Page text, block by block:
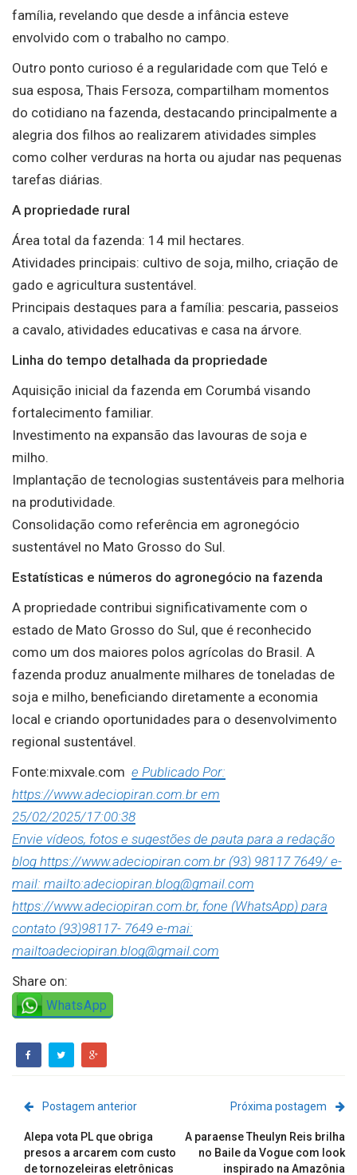
família, revelando que desde a infância esteve
envolvido com o trabalho no campo.
Outro ponto curioso é a regularidade com que Teló e
sua esposa, Thais Fersoza, compartilham momentos
do cotidiano na fazenda, destacando principalmente a
alegria dos filhos ao realizarem atividades simples
como colher verduras na horta ou ajudar nas pequenas
tarefas diárias.
A propriedade rural
Área total da fazenda: 14 mil hectares.
Atividades principais: cultivo de soja, milho, criação de
gado e agricultura sustentável.
Principais destaques para a família: pescaria, passeios
a cavalo, atividades educativas e casa na árvore.
Linha do tempo detalhada da propriedade
Aquisição inicial da fazenda em Corumbá visando
fortalecimento familiar.
Investimento na expansão das lavouras de soja e
milho.
Implantação de tecnologias sustentáveis para melhoria
na produtividade.
Consolidação como referência em agronegócio
sustentável no Mato Grosso do Sul.
Estatísticas e números do agronegócio na fazenda
A propriedade contribui significativamente com o
estado de Mato Grosso do Sul, que é reconhecido
como um dos maiores polos agrícolas do Brasil. A
fazenda produz anualmente milhares de toneladas de
soja e milho, beneficiando diretamente a economia
local e criando oportunidades para o desenvolvimento
regional sustentável.
Fonte:mixvale.com e Publicado Por:
https://www.adeciopiran.com.br em
25/02/2025/17:00:38
Envie vídeos, fotos e sugestões de pauta para a redação
blog https://www.adeciopiran.com.br (93) 98117 7649/ e-
mail: mailto:adeciopiran.blog@gmail.com
https://www.adeciopiran.com.br, fone (WhatsApp) para
contato (93)98117- 7649 e-mai:
mailtoadeciopiran.blog@gmail.com
Share on:
WhatsApp
Postagem anterior
Alepa vota PL que obriga
presos a arcarem com custo
de tornozeleiras eletrônicas
Próxima postagem
A paraense Theulyn Reis brilha
no Baile da Vogue com look
inspirado na Amazônia